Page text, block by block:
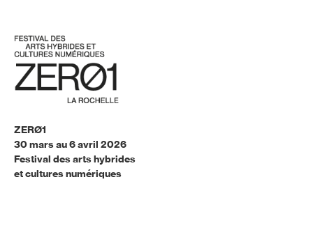
ZERØ1
30 mars au 6 avril 2026
Festival des arts hybrides
et cultures numériques